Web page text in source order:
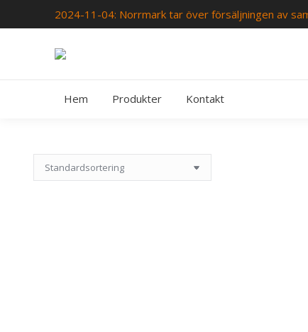
2024-11-04: Norrmark tar över försäljningen av
Hem Produkter Kontakt